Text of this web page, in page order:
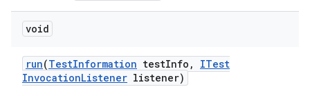
void
run(TestInformation testInfo ,
ITest
InvocationListener listener)